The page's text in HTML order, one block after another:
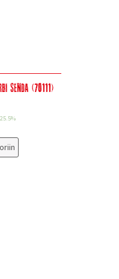
Senda (70111)